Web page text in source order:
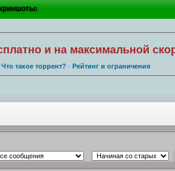
и на максимальной
Что такое торрент? ·Рейтинг и ограничения